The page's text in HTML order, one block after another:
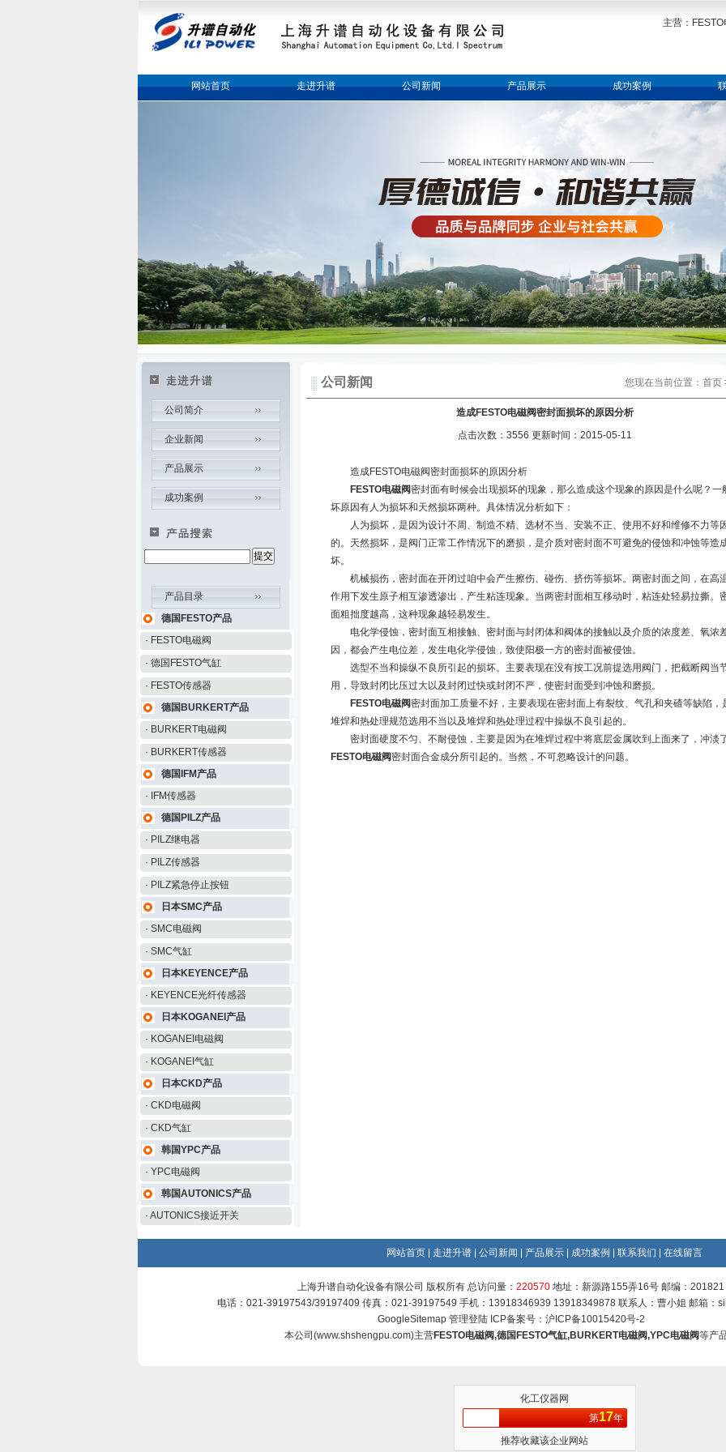
主营：
网站首页 走进升谱 公司新闻 产品展示 成功案例
公司简介
企业新闻
产品展示
成功案例
产品目录
德国FESTO产品
· FESTO电磁阀
· 德国FESTO气缸
· FESTO传感器
德国BURKERT产品
· BURKERT电磁阀
· BURKERT传感器
德国IFM产品
· IFM传感器
德国PILZ产品
· PILZ继电器
· PILZ传感器
· PILZ紧急停止按钮
日本SMC产品
· SMC电磁阀
· SMC气缸
日本KEYENCE产品
· KEYENCE光纤传感器
日本KOGANEI产品
· KOGANEI电磁阀
· KOGANEI气缸
日本CKD产品
· CKD电磁阀
· CKD气缸
韩国YPC产品
· YPC电磁阀
韩国AUTONICS产品
· AUTONICS接近开关
公司新闻 您现在当前位置： 首页
造成FESTO电磁阀密封面损坏的原因分析
点击次数：3556 更新时间：2015-05-11
造成FESTO电磁阀密封面损坏的原因分析
FESTO电磁阀密封面有时候会出现损坏的现象，那么造成这个现象的原因是什么呢？一
坏原因有人为损坏和天然损坏两种。具体情况分析如下：
人为损坏，是因为设计不周、制造不精、选材不当、安装不正、使用不好和维修不力等
的。天然损坏，是阀门正常工作情况下的磨损，是介质对密封面不可避免的侵蚀和冲蚀等造
坏。
机械损伤，密封面在开闭过咱中会产生擦伤、碰伤、挤伤等损坏。两密封面之间，在高
作用下发生原子相互渗透渗出，产生粘连现象。当两密封面相互移动时，粘连处轻易拉撕。
面粗拙度越高，这种现象越轻易发生。
电化学侵蚀，密封面互相接触、密封面与封闭体和阀体的接触以及介质的浓度差、氧浓
因，都会产生电位差，发生电化学侵蚀，致使阳极一方的密封面被侵蚀。
选型不当和操纵不良所引起的损坏。主要表现在没有按工况前提选用阀门，把截断阀当
用，导致封闭比压过大以及封闭过快或封闭不严，使密封面受到冲蚀和磨损。
FESTO电磁阀密封面加工质量不好，主要表现在密封面上有裂纹、气孔和夹碴等缺陷，
堆焊和热处理规范选用不当以及堆焊和热处理过程中操纵不良引起的。
密封面硬度不匀、不耐侵蚀，主要是因为在堆焊过程中将底层金属吹到上面来了，冲淡
FESTO电磁阀密封面合金成分所引起的。当然，不可忽略设计的问题。
网站首页 走进升谱 公司新闻 产品展示 成功案例 联系我们 在线留言
上海升谱自动化设备有限公司 版权所有 总访问量： 220570 地址：新源路155弄16号 邮编：201821
电话：021-39197543/39197409 传真：021-39197549 手机：13918346939 13918349878 联系人：曹小姐 邮箱：
GoogleSitemap 管理登陆ICP备案号： 沪ICP备10015420号-2
本公司(www.shshengpu.com)主营FESTO电磁阀,德国FESTO气缸,BURKERT电磁阀,YPC电磁阀等产
化工仪器网
第17年
推荐收藏该企业网站